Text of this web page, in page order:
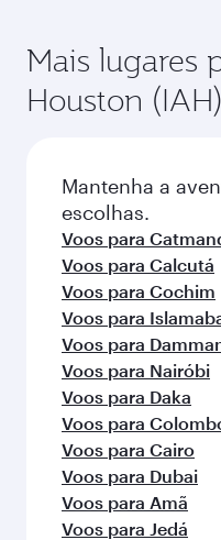
Mais lugares
Houston (IAH)
Mantenha a
escolhas.
Voos para
Voos para Calcutá
Voos para Cochim
Voos para
Voos para
Voos para Nairóbi
Voos para Daka
Voos para
Voos para Cairo
Voos para Dubai
Voos para Amã
Voos para Jedá